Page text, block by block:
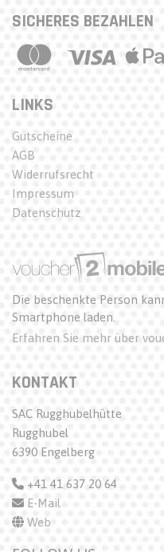
SICHERES BEZAHLEN
LINKS
Gutscheine
AGB
Widerrufsrecht
Impressum
Datenschutz
Die beschenkte Person
Smartphone laden.
Erfahren Sie mehr über
KONTAKT
SAC Rugghubelhütte
Rugghubel
6390 Engelberg
+41 41 637 20 64
E-Mail
Web